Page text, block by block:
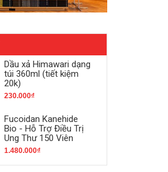
Dầu xả Himawari dạng
túi 360ml (tiết kiệm
20k)
230.000₫
Fucoidan Kanehide
Bio - Hỗ Trợ Điều Trị
Ung Thư 150 Viên
1.480.000₫